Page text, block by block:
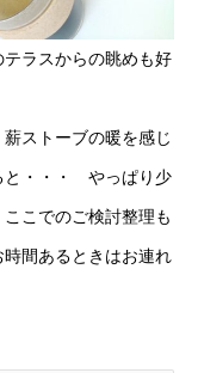
ラスからの眺めも好
ストーブの暖を感じ
と・・・ やっぱり少
こでのご検討整理も
間あるときはお連れ